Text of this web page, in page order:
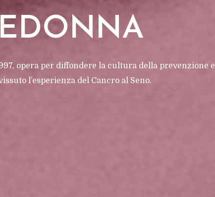
opera per diffondere la cultura della prevenzione e
l’esperienza del Cancro al Seno.